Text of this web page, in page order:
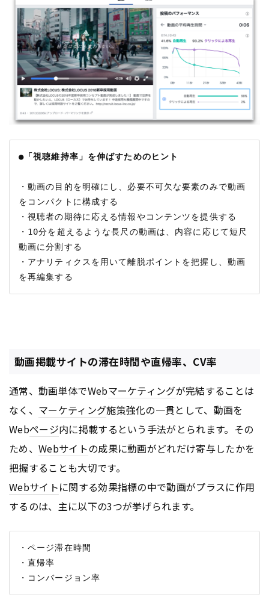
●「視聴維持率」を伸ばすためのヒント
・動画の目的を明確にし、必要不可欠な要素のみで動画
をコンパクトに構成する
・視聴者の期待に応える情報やコンテンツを提供する
・10分を超えるような長尺の動画は、内容に応じて短尺
動画に分割する
・アナリティクスを用いて離脱ポイントを把握し、動画
動画掲載サイトの滞在時間や直帰率、CV率
通常、動画単体でWebマーケティングが完結することは
なく、 マーケティング施策強化の一貫として、動画を
Webページ内に掲載するという手法がとられます。その
ため、 Webサイトの成果に動画がどれだけ寄与したかを
把握することも大切です。
Webサイトに関する効果指標の中で動画がプラスに作用
するのは、主に以下の3つが挙げられます。
・ページ滞在時間
・直帰率